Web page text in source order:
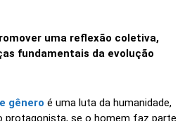
uma reflexão coletiva,
fundamentais da evolução
gênero é uma luta da humanidade,
protagonista, se o homem faz parte